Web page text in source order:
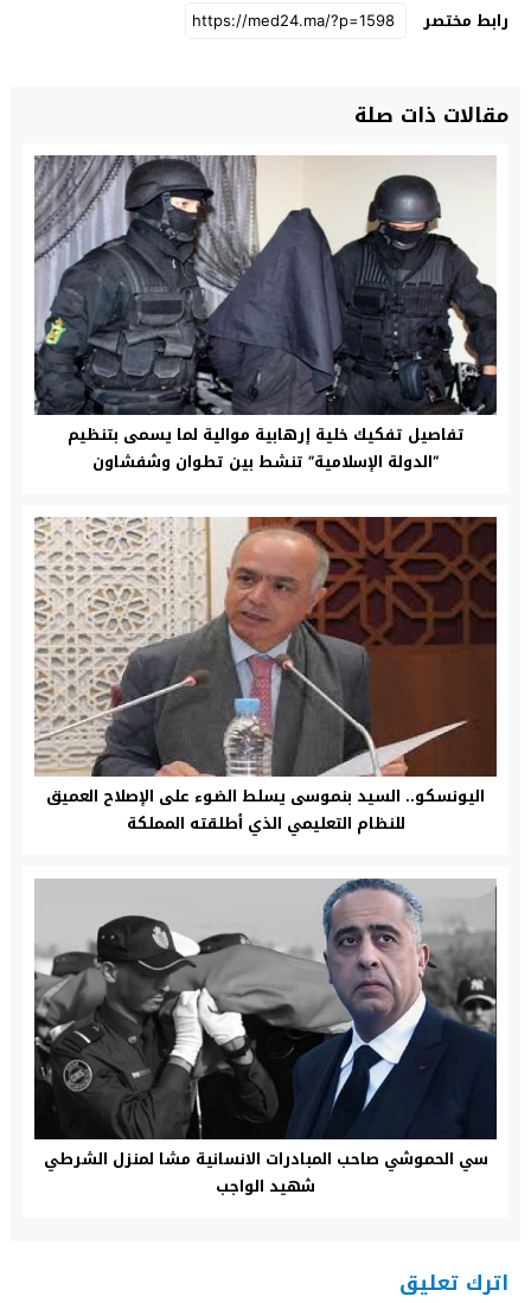
رابط مختصر
مقالات ذات صلة
تفاصيل تفكيك خلية إرهابية موالية لما يسمى بتنظيم
“الدولة الإسلامية” تنشط بين تطوان وشفشاون
اليونسكو.. السيد بنموسى يسلط الضوء على الإصلاح العميق
للنظام التعليمي الذي أطلقته المملكة
سي الحموشي صاحب المبادرات الانسانية مشا لمنزل الشرطي
شهيد الواجب
اترك تعليق